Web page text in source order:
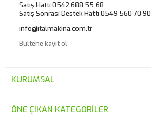
Ürün fiyatı diğer sitelerden daha pahalı.
Bu ürüne benzer farklı alternatifler olmalı.
Satış Hattı 0542 688 55 68
Satış Sonrası Destek Hattı 0549 560 70 90
info@italmakina.com.tr
KURUMSAL
ÖNE ÇIKAN KATEGORİLER